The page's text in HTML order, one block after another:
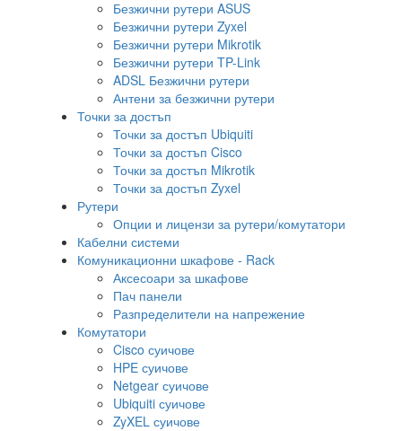
Безжични рутери ASUS
Безжични рутери Zyxel
Безжични рутери Mikrotik
Безжични рутери TP-Link
ADSL Безжични рутери
Антени за безжични рутери
Точки за достъп
Точки за достъп Ubiquiti
Точки за достъп Cisco
Точки за достъп Mikrotik
Точки за достъп Zyxel
Рутери
Опции и лицензи за рутери/комутатори
Кабелни системи
Комуникационни шкафове - Rack
Аксесоари за шкафове
Пач панели
Разпределители на напрежение
Комутатори
Cisco суичове
HPE суичове
Netgear суичове
Ubiquiti суичове
ZyXEL суичове